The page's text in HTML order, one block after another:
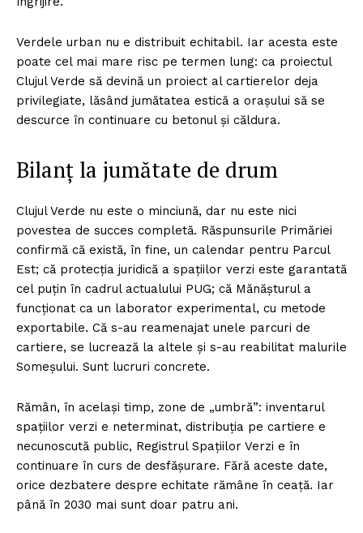
Verdele urban nu e distribuit echitabil. Iar acesta este
poate cel mai mare risc pe termen lung: ca proiectul
Clujul Verde să devină un proiect al cartierelor deja
privilegiate, lăsând jumătatea estică a orașului să se
descurce în continuare cu betonul și căldura.
Bilanț la jumătate de drum
Clujul Verde nu este o minciună, dar nu este nici
povestea de succes completă. Răspunsurile Primăriei
confirmă că există, în fine, un calendar pentru Parcul
Est; că protecția juridică a spațiilor verzi este garantată
cel puțin în cadrul actualului PUG; că Mănășturul a
funcționat ca un laborator experimental, cu metode
exportabile. Că s-au reamenajat unele parcuri de
cartiere, se lucrează la altele și s-au reabilitat malurile
Someșului. Sunt lucruri concrete.
Rămân, în același timp, zone de „umbră”: inventarul
spațiilor verzi e neterminat, distribuția pe cartiere e
necunoscută public, Registrul Spațiilor Verzi e în
continuare în curs de desfășurare. Fără aceste date,
orice dezbatere despre echitate rămâne în ceață. Iar
până în 2030 mai sunt doar patru ani.